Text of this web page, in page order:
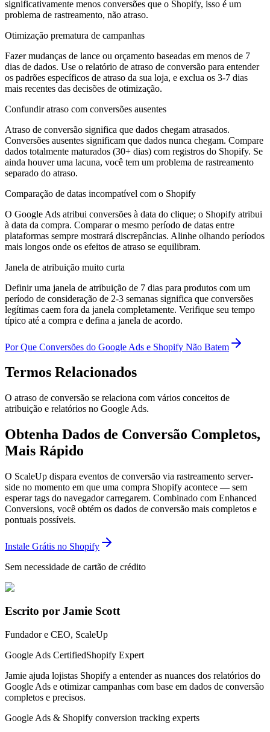
significativamente menos conversões que o Shopify, isso é um
problema de rastreamento, não atraso.
Otimização prematura de campanhas
Fazer mudanças de lance ou orçamento baseadas em menos de 7
dias de dados. Use o relatório de atraso de conversão para entender
os padrões específicos de atraso da sua loja, e exclua os 3-7 dias
mais recentes das decisões de otimização.
Confundir atraso com conversões ausentes
Atraso de conversão significa que dados chegam atrasados.
Conversões ausentes significam que dados nunca chegam. Compare
dados totalmente maturados (30+ dias) com registros do Shopify. Se
ainda houver uma lacuna, você tem um problema de rastreamento
separado do atraso.
Comparação de datas incompatível com o Shopify
O Google Ads atribui conversões à data do clique; o Shopify atribui
à data da compra. Comparar o mesmo período de datas entre
plataformas sempre mostrará discrepâncias. Alinhe olhando períodos
mais longos onde os efeitos de atraso se equilibram.
Janela de atribuição muito curta
Definir uma janela de atribuição de 7 dias para produtos com um
período de consideração de 2-3 semanas significa que conversões
legítimas caem fora da janela completamente. Verifique seu tempo
típico até a compra e defina a janela de acordo.
Por Que Conversões do Google Ads e Shopify Não Batem
Termos Relacionados
O atraso de conversão se relaciona com vários conceitos de
atribuição e relatórios no Google Ads.
Obtenha Dados de Conversão Completos,
Mais Rápido
O ScaleUp dispara eventos de conversão via rastreamento server-
side no momento em que uma compra Shopify acontece — sem
esperar tags do navegador carregarem. Combinado com Enhanced
Conversions, você obtém os dados de conversão mais completos e
pontuais possíveis.
Instale Grátis no Shopify
Sem necessidade de cartão de crédito
Escrito por Jamie Scott
Fundador e CEO, ScaleUp
Google Ads CertifiedShopify Expert
Jamie ajuda lojistas Shopify a entender as nuances dos relatórios do
Google Ads e otimizar campanhas com base em dados de conversão
completos e precisos.
Google Ads & Shopify conversion tracking experts